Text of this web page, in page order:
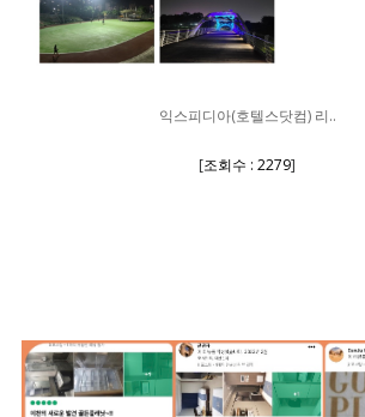
익스피디아(호텔스닷컴) 리..
[조회수 : 2279]